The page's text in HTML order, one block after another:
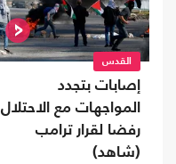
القدس
إصابات بتجدد
المواجهات مع الاحتلال
رفضا لقرار ترامب
(شاهد)